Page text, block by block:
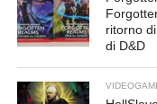
ritorno
di D&D